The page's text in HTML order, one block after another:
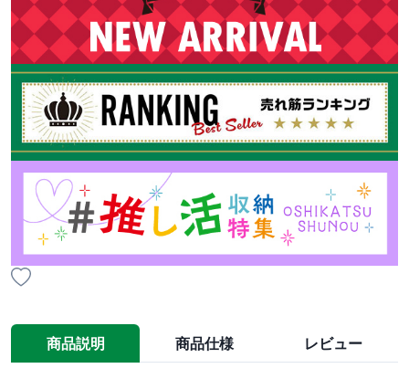
商品説明 商品仕様 レビュー